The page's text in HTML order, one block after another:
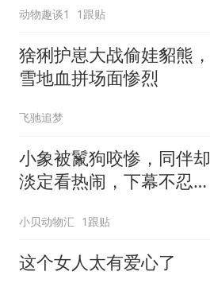
动物趣谈1 1跟贴
猞猁护崽大战偷娃貂熊，
雪地血拼场面惨烈
飞驰追梦
小象被鬣狗咬惨，同伴却
淡定看热闹，下幕不忍心
小贝动物汇 1跟贴
这个女人太有爱心了